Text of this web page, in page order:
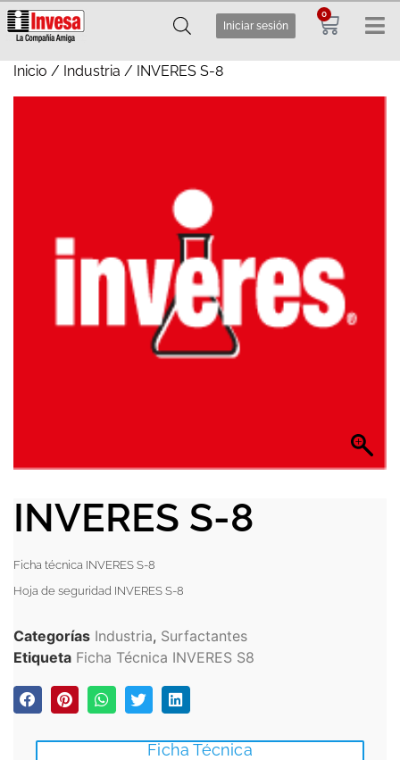
Iniciar sesión
0
Inicio / Industria / INVERES S-8
INVERES S-8
Ficha técnica INVERES S-8
Hoja de seguridad INVERES S-8
Categorías Industria, Surfactantes
Etiqueta Ficha Técnica INVERES S8
Ficha Técnica